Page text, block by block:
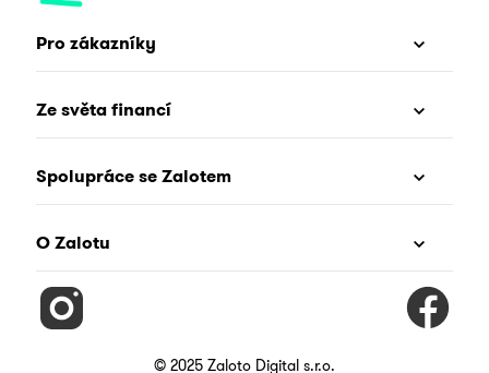
Pro zákazníky
Ze světa financí
Spolupráce se Zalotem
O Zalotu
© 2025 Zaloto Digital s.r.o.